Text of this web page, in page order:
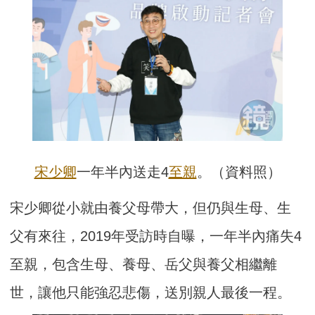
宋少卿一年半內送走4至親。（資料照）
宋少卿從小就由養父母帶大，但仍與生母、生
父有來往，2019年受訪時自曝，一年半內痛失4
至親，包含生母、養母、岳父與養父相繼離
世，讓他只能強忍悲傷，送別親人最後一程。